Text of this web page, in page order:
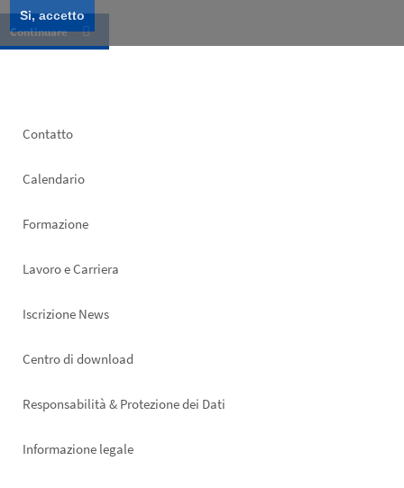
Si, accetto
Footer
Contatto
Calendario
Formazione
Lavoro e Carriera
Iscrizione News
Footer
Centro di download
Responsabilità & Protezione dei Dati
Informazione legale